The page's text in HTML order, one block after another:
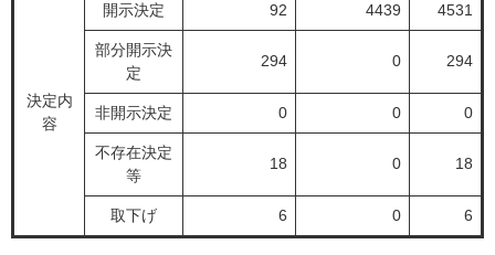
決定内
容
開示決定 92 4439 4531
部分開示決
定
294 0 294
非開示決定 0 0 0
不存在決定
等
18 0 18
取下げ 6 0 6